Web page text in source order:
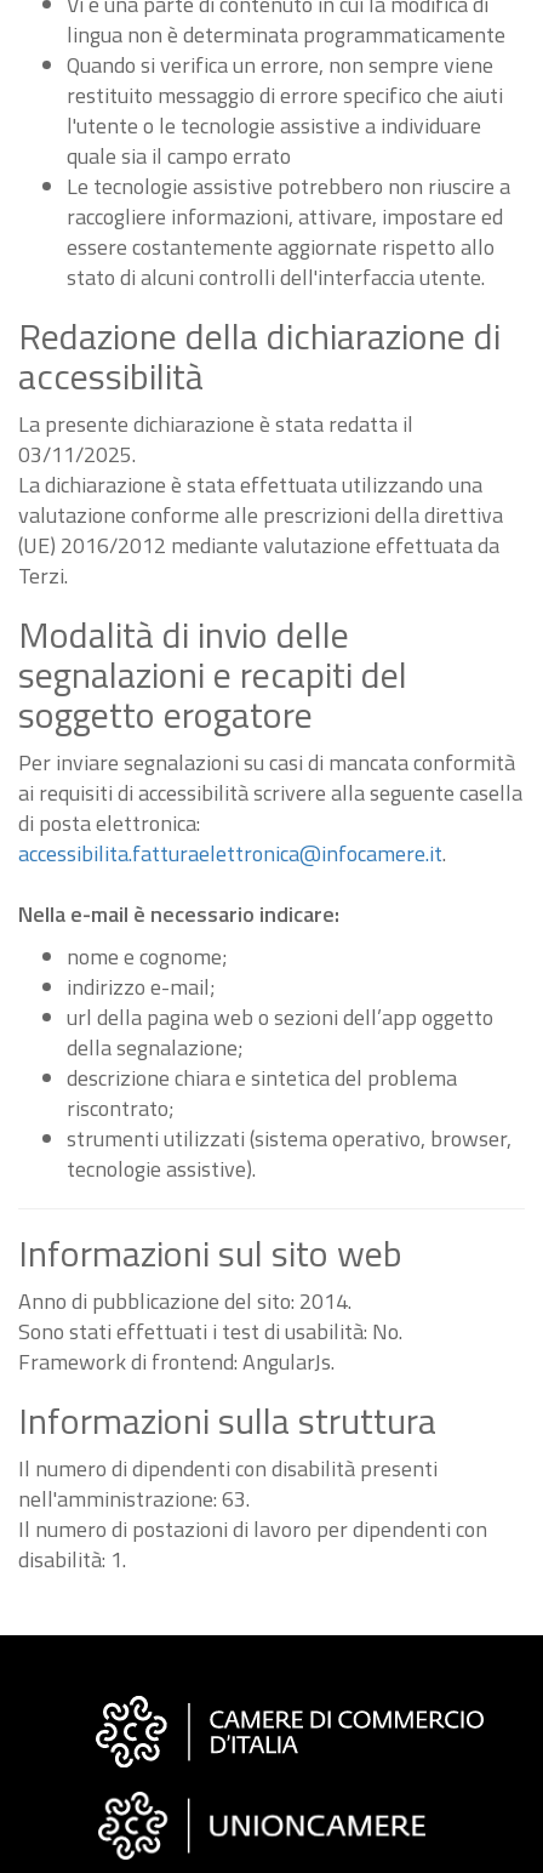
lingua non è determinata programmaticamente
Quando si verifica un errore, non sempre viene
restituito messaggio di errore specifico che aiuti
l'utente o le tecnologie assistive a individuare
quale sia il campo errato
Le tecnologie assistive potrebbero non riuscire a
raccogliere informazioni, attivare, impostare ed
essere costantemente aggiornate rispetto allo
stato di alcuni controlli dell'interfaccia utente.
Redazione della dichiarazione di
accessibilità
La presente dichiarazione è stata redatta il
03/11/2025.
La dichiarazione è stata effettuata utilizzando una
valutazione conforme alle prescrizioni della direttiva
(UE) 2016/2012 mediante valutazione effettuata da
Terzi.
Modalità di invio delle
segnalazioni e recapiti del
soggetto erogatore
Per inviare segnalazioni su casi di mancata conformità
ai requisiti di accessibilità scrivere alla seguente casella
di posta elettronica:
accessibilita.fatturaelettronica@infocamere.it.
Nella e-mail è necessario indicare:
nome e cognome;
indirizzo e-mail;
url della pagina web o sezioni dell’app oggetto
della segnalazione;
descrizione chiara e sintetica del problema
riscontrato;
strumenti utilizzati (sistema operativo, browser,
tecnologie assistive).
Informazioni sul sito web
Anno di pubblicazione del sito: 2014.
Sono stati effettuati i test di usabilità: No.
Framework di frontend: AngularJs.
Informazioni sulla struttura
Il numero di dipendenti con disabilità presenti
nell'amministrazione: 63.
Il numero di postazioni di lavoro per dipendenti con
disabilità: 1.
Informazioni
"Fattura